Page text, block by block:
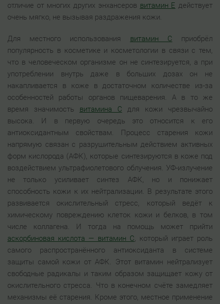
отличие от многих других энхансеров витамин Е действует
очень мягко, не вызывая раздражения кожи.
Для местного использования витамин С приобрёл
популярность в косметике и косметологии в связи с тем,
что в человеческом организме он не синтезируется, а при
употреблении внутрь даже в больших дозах он не
накапливается в коже в достаточном количестве из-за
особенностей работы органов пищеварения. А в то же
время значимость витамина С для кожи чрезвычайно
высока. И в первую очередь это относится к его
антиоксидантным свойствам. Процесс старения кожи
напрямую связан с разрушительным действием активных
форм кислорода (АФК), которые синтезируются в коже под
воздействием ультрафиолетового облучения. УФ-излучение
не только усиливает синтез АФК, но и понижает
способность кожи к их нейтрализации. В результате этого
развивается окислительный стресс, который ведёт к
химическому повреждению клеток кожи и белков, в том
числе коллагена. И тогда на помощь может прийти
аскорбиновая кислота — витамин С, который играет роль
самого распространённого антиоксиданта в системе
защиты самой кожи от АФК. Этот витамин нейтрализует
свободные радикалы и таким образом защищает кожу от
окислительного стресса. Что в конечном счёте замедляет
механизмы её старения. Кроме этого, местное применение